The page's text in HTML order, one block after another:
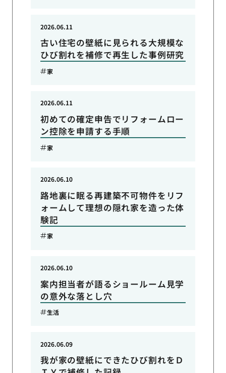
古い住宅の壁紙に見られる大規模な
ひび割れを補修で再生した事例研究
2026.06.11
家
初めての確定申告でリフォームロー
ン控除を申請する手順
2026.06.11
家
路地裏に眠る再建築不可物件をリフ
ォームして理想の隠れ家を造った体
験記
2026.06.10
家
案内担当者が語るショールーム見学
の意外な落とし穴
2026.06.10
生活
我が家の壁紙にできたひび割れをＤ
2026.06.09